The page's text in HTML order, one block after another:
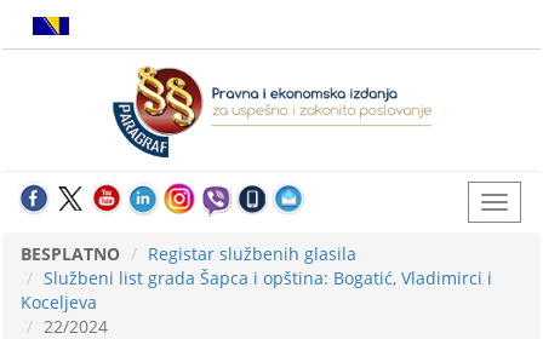
BESPLATNO
Registar službenih glasila
Službeni list grada Šapca i opština: Bogatić, Vladimirci i
Koceljeva
22/2024